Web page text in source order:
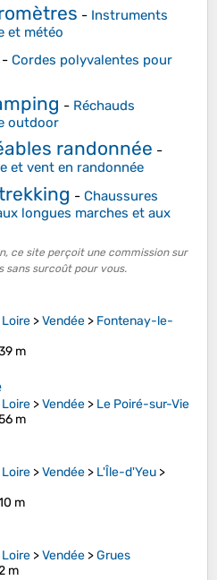
- Instruments
et météo
- Cordes polyvalentes pour
- Réchauds
outdoor
randonnée -
et vent en randonnée
- Chaussures
longues marches et aux
ce site perçoit une commission sur
sans surcoût pour vous.
Loire >Vendée > Fontenay-le-
m
Loire >Vendée > Le Poiré-sur-Vie
m
Loire >Vendée > L'Île-d'Yeu >
m
Loire >Vendée >Grues
m